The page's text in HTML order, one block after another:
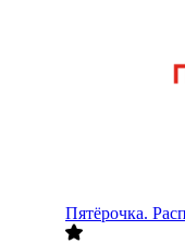
Пятёрочка.